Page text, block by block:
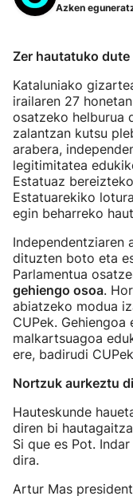
Azken
Zer hautatuko
Kataluniako
irailaren 27
osatzeko helburua
zalantzan kutsu
arabera,
legitimitatea
Estatuaz
Estatuarekiko
egin beharreko
Independentziaren
dituzten boto eta
Parlamentua
gehiengo osoa.
abiatzeko modua
CUPek.
malkartsuagoa
ere, badirudi
Nortzuk aurkeztu
Hauteskunde
diren bi
Si que es Pot.
dira.
Artur Mas